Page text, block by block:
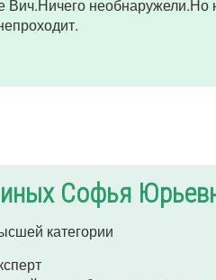
необнаружели.Но
Софья
категории